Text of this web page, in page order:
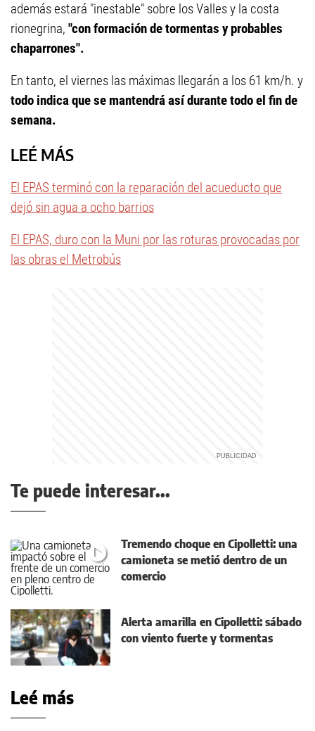
además estará "inestable" sobre los Valles y la costa
rionegrina, "con formación de tormentas y probables
chaparrones".
En tanto, el viernes las máximas llegarán a los 61 km/h. y
todo indica que se mantendrá así durante todo el fin de
semana.
LEÉ MÁS
El EPAS terminó con la reparación del acueducto que
dejó sin agua a ocho barrios
El EPAS, duro con la Muni por las roturas provocadas por
las obras el Metrobús
Te puede interesar...
Tremendo choque en Cipolletti: una
camioneta se metió dentro de un
comercio
Alerta amarilla en Cipolletti: sábado
con viento fuerte y tormentas
Leé más